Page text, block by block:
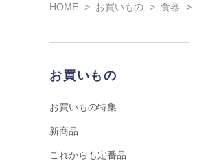
HOME > お買いもの > 食器 >
お買いもの
お買いもの特集
新商品
これからも定番品